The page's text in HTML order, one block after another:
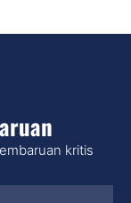
kritis